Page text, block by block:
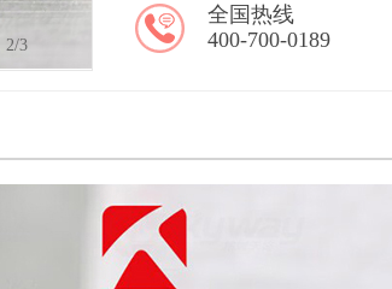
2/3
全国热线
400-700-0189